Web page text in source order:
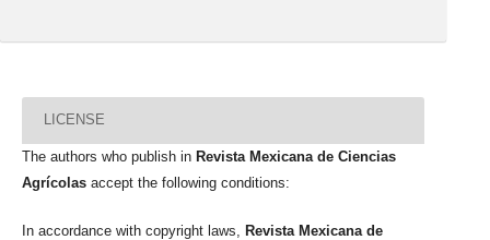
LICENSE
The authors who publish in Revista Mexicana de Ciencias
Agrícolas accept the following conditions:
In accordance with copyright laws,
Revista Mexicana de